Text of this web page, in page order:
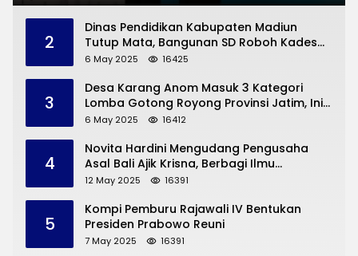
2
Dinas Pendidikan Kabupaten Madiun
Tutup Mata, Bangunan SD Roboh Kades
Dermorejo Bangun Pakai Dana Pribadi
6 May 2025 16425
3
Desa Karang Anom Masuk 3 Kategori
Lomba Gotong Royong Provinsi Jatim, Ini
yang Disampaikan Sekda Trenggalek
6 May 2025 16412
4
Novita Hardini Mengudang Pengusaha
Asal Bali Ajik Krisna, Berbagi Ilmu
Pengembangan Pariwisata dan UMKM
12 May 2025 16391
5
Kompi Pemburu Rajawali IV Bentukan
Presiden Prabowo Reuni
7 May 2025 16391